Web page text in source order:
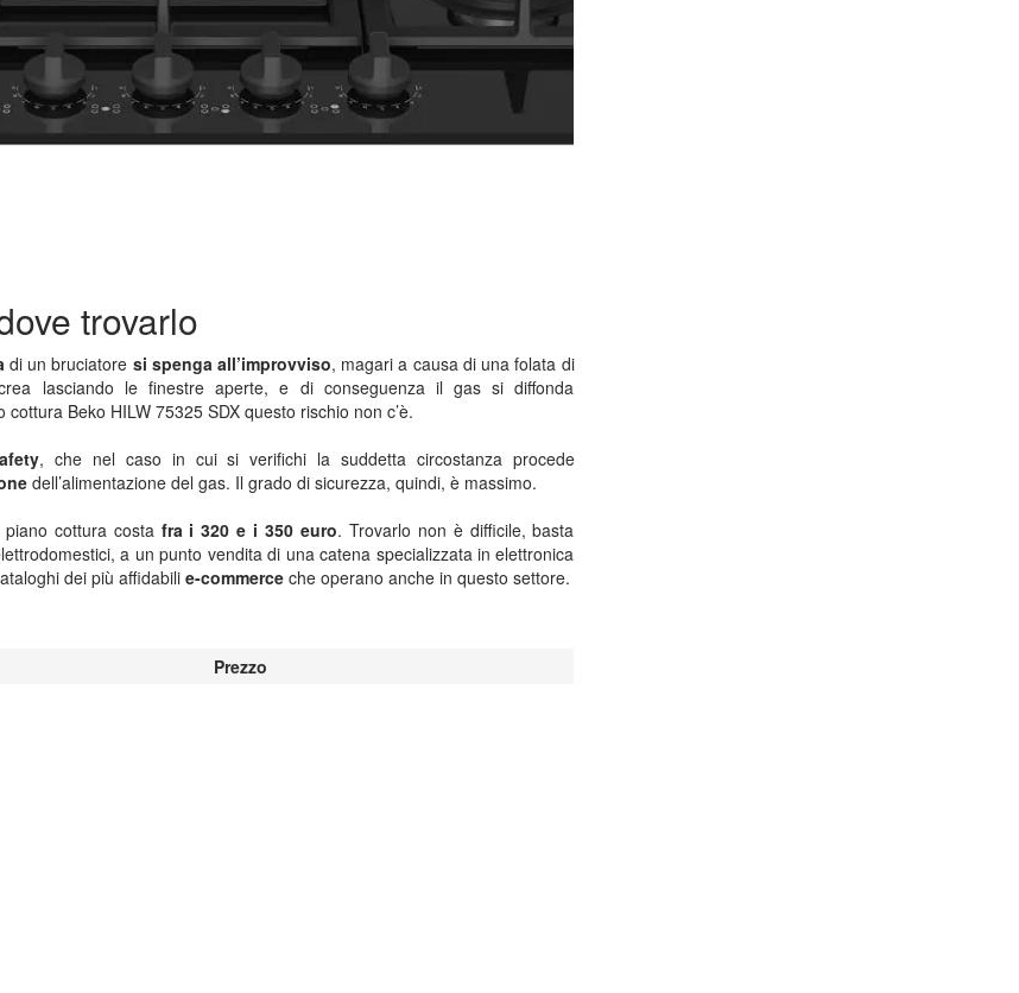
trovarlo
di un bruciatore si spenga all’improvviso, magari a causa di una folata di
lasciando le finestre aperte, e di conseguenza il gas si diffonda
cottura Beko HILW 75325 SDX questo rischio non c’è.
, che nel caso in cui si verifichi la suddetta circostanza procede
dell’alimentazione del gas. Il grado di sicurezza, quindi, è massimo.
cottura costa fra i 320 e i 350 euro. Trovarlo non è difficile, basta
a un punto vendita di una catena specializzata in elettronica
dei più affidabilie-commerce che operano anche in questo settore.
Prezzo